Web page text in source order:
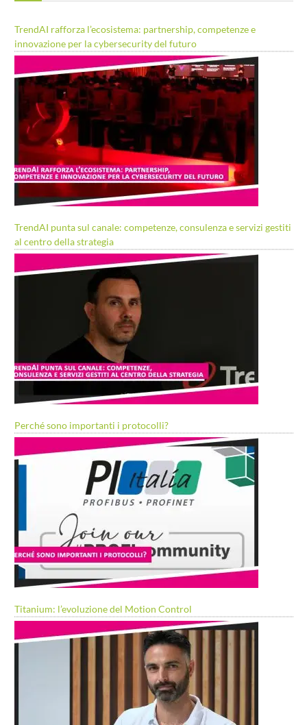
TrendAI rafforza l’ecosistema: partnership, competenze e
innovazione per la cybersecurity del futuro
TrendAI punta sul canale: competenze, consulenza e servizi gestiti
al centro della strategia
Perché sono importanti i protocolli?
Titanium: l’evoluzione del Motion Control